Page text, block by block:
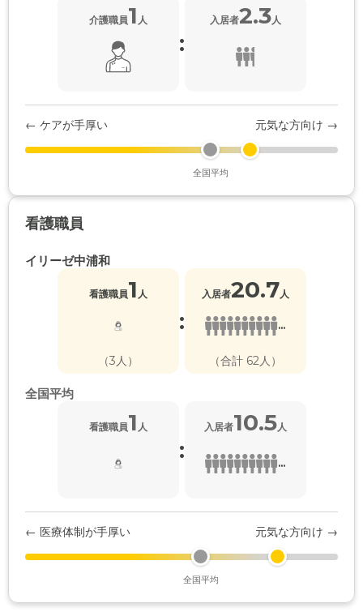
介護職員1 人
:
入居者2.3人
← ケアが手厚い 元気な方向け →
全国平均
看護職員
イリーゼ中浦和
看護職員1 人
（3人）
:
入居者20.7 人
...
（合計 62人）
全国平均
看護職員1 人
:
入居者10.5人
...
← 医療体制が手厚い 元気な方向け →
全国平均